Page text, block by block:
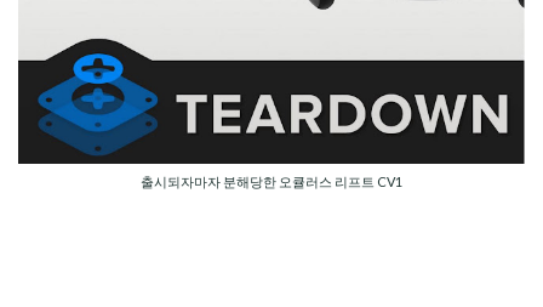
출시되자마자 분해당한 오큘러스 리프트 CV1